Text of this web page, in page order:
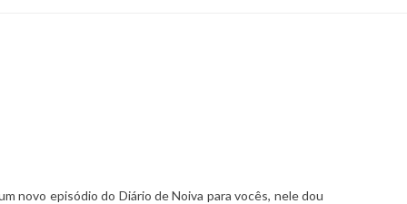
novo episódio do Diário de Noiva para vocês, nele dou